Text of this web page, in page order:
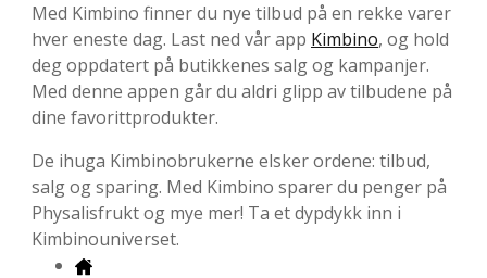
Med Kimbino finner du nye tilbud på en rekke varer
hver eneste dag. Last ned vår app Kimbino, og hold
deg oppdatert på butikkenes salg og kampanjer.
Med denne appen går du aldri glipp av tilbudene på
dine favorittprodukter.
De ihuga Kimbinobrukerne elsker ordene: tilbud,
salg og sparing. Med Kimbino sparer du penger på
Physalisfrukt og mye mer! Ta et dypdykk inn i
Kimbinouniverset.